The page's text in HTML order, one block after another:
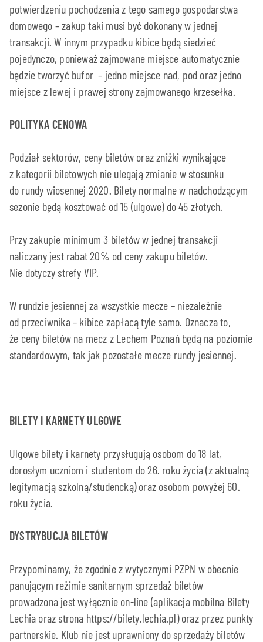
potwierdzeniu pochodzenia z tego samego gospodarstwa
domowego – zakup taki musi być dokonany w jednej
transakcji. W innym przypadku kibice będą siedzieć
pojedynczo, ponieważ zajmowane miejsce automatycznie
będzie tworzyć bufor – jedno miejsce nad, pod oraz jedno
miejsce z lewej i prawej strony zajmowanego krzesełka.
POLITYKA CENOWA
Podział sektorów, ceny biletów oraz zniżki wynikające
z kategorii biletowych nie ulegają zmianie w stosunku
do rundy wiosennej 2020. Bilety normalne w nadchodzącym
sezonie będą kosztować od 15 (ulgowe) do 45 złotych.
Przy zakupie minimum 3 biletów w jednej transakcji
naliczany jest rabat 20% od ceny zakupu biletów.
Nie dotyczy strefy VIP.
W rundzie jesiennej za wszystkie mecze – niezależnie
od przeciwnika – kibice zapłacą tyle samo. Oznacza to,
że ceny biletów na mecz z Lechem Poznań będą na poziomie
standardowym, tak jak pozostałe mecze rundy jesiennej.
BILETY I KARNETY ULGOWE
Ulgowe bilety i karnety przysługują osobom do 18 lat,
dorosłym uczniom i studentom do 26. roku życia (z aktualną
legitymacją szkolną/studencką) oraz osobom powyżej 60.
roku życia.
DYSTRYBUCJA BILETÓW
Przypominamy, że zgodnie z wytycznymi PZPN w obecnie
panującym reżimie sanitarnym sprzedaż biletów
prowadzona jest wyłącznie on-line (aplikacja mobilna Bilety
Lechia oraz strona https://bilety.lechia.pl) oraz przez punkty
partnerskie. Klub nie jest uprawniony do sprzedaży biletów